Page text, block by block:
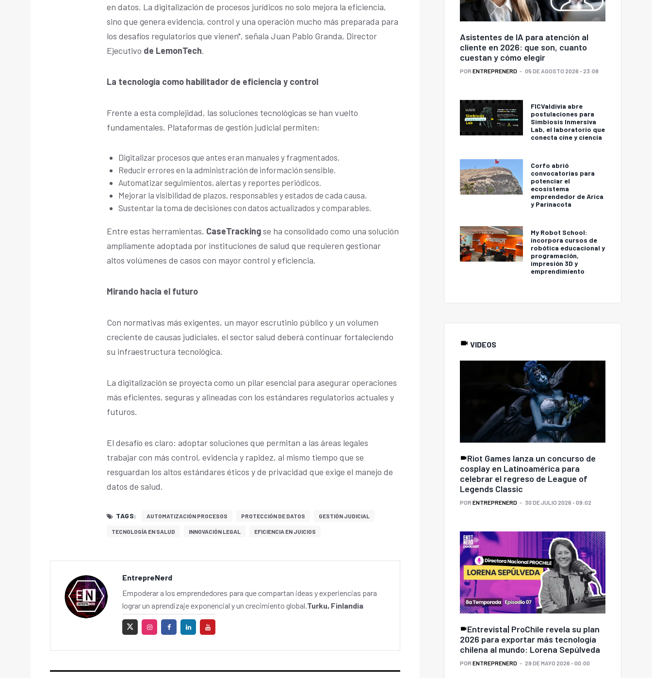
en datos. La digitalización de procesos jurídicos no solo mejora la eficiencia,
sino que genera evidencia, control y una operación mucho más preparada para
los desafíos regulatorios que vienen", señala Juan Pablo Granda, Director
Ejecutivo de LemonTech.
La tecnología como habilitador de eficiencia y control
Frente a esta complejidad, las soluciones tecnológicas se han vuelto
fundamentales. Plataformas de gestión judicial permiten:
Digitalizar procesos que antes eran manuales y fragmentados.
Reducir errores en la administración de información sensible.
Automatizar seguimientos, alertas y reportes periódicos.
Mejorar la visibilidad de plazos, responsables y estados de cada causa.
Sustentar la toma de decisiones con datos actualizados y comparables.
Entre estas herramientas, CaseTrackingse ha consolidado como una solución
ampliamente adoptada por instituciones de salud que requieren gestionar
altos volúmenes de casos con mayor control y eficiencia.
Mirando hacia el futuro
Con normativas más exigentes, un mayor escrutinio público y un volumen
creciente de causas judiciales, el sector salud deberá continuar fortaleciendo
su infraestructura tecnológica.
La digitalización se proyecta como un pilar esencial para asegurar operaciones
más eficientes, seguras y alineadas con los estándares regulatorios actuales y
futuros.
El desafío es claro: adoptar soluciones que permitan a las áreas legales
trabajar con más control, evidencia y rapidez, al mismo tiempo que se
resguardan los altos estándares éticos y de privacidad que exige el manejo de
datos de salud.
TAGS: AUTOMATIZACIÓN PROCESOS PROTECCIÓN DE DATOS GESTIÓN JUDICIAL
TECNOLOGÍA EN SALUD INNOVACIÓN LEGAL EFICIENCIA EN JUICIOS
EntrepreNerd
Empoderar a los emprendedores para que compartan ideas y experiencias para
lograr un aprendizaje exponencial y un crecimiento global.Turku, Finlandia
Asistentes de IA para atención al
cliente en 2026: que son, cuanto
cuestan y cómo elegir
POR ENTREPRENERD 05 DE AGOSTO 2026 - 23:08
FICValdivia abre
postulaciones para
Simbiosis Inmersiva
Lab, el laboratorio que
conecta cine y ciencia
Corfo abrió
convocatorias para
potenciar el
ecosistema
emprendedor de Arica
y Parinacota
My Robot School:
incorpora cursos de
robótica educacional y
programación,
impresión 3D y
emprendimiento
VIDEOS
Riot Games lanza un concurso de
cosplay en Latinoamérica para
celebrar el regreso de League of
Legends Classic
POR ENTREPRENERD 30 DE JULIO 2026 - 09:02
Entrevista| ProChile revela su plan
2026 para exportar más tecnología
chilena al mundo: Lorena Sepúlveda
POR ENTREPRENERD 29 DE MAYO 2026 - 00:00